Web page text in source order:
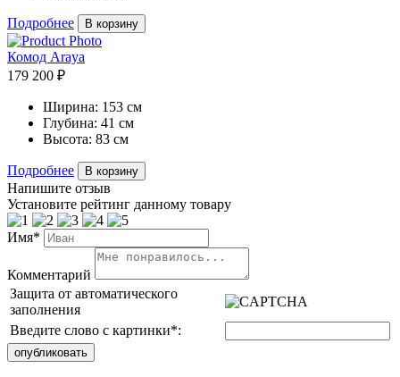
Подробнее В корзину
Комод Araya
179 200 ₽
Ширина: 153 см
Глубина: 41 см
Высота: 83 см
Подробнее В корзину
Напишите отзыв
Установите рейтинг данному товару
Имя*
Комментарий
Защита от автоматического
заполнения
Введите слово с картинки*: